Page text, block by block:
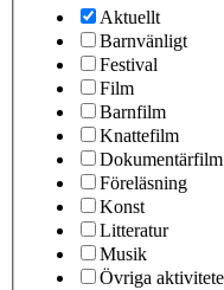
Aktuellt
Barnvänligt
Festival
Film
Barnfilm
Knattefilm
Dokumentärfilm
Föreläsning
Konst
Litteratur
Musik
Övriga